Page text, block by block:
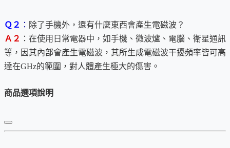
Medal），這是世界發明界最高榮譽＆發明大獎。
2.製作技術：運用奈米合金塗布技術，能有效阻絕磁波及電
波。
（ 並不影響聲波，所以通話的聲音還是依舊清晰如昔）
3.專業驗證：經新加坡標準局及台灣工研院驗證，能阻絕電磁
.4.榮獲專利：榮獲美、日、台專利
Ｑ２ ： 除了手機外，還有什麼東西會產生電磁波？
Ａ２ ：在使用日常電器中，如手機、微波爐、電腦、衛星通訊
等，因其內部會產生電磁波，其所生成電磁波干擾頻率皆可高
達在GHz的範圍，對人體產生極大的傷害。
商品選項說明